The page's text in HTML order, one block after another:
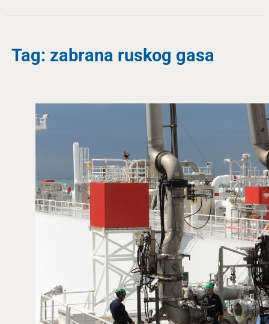
Tag: zabrana ruskog gasa